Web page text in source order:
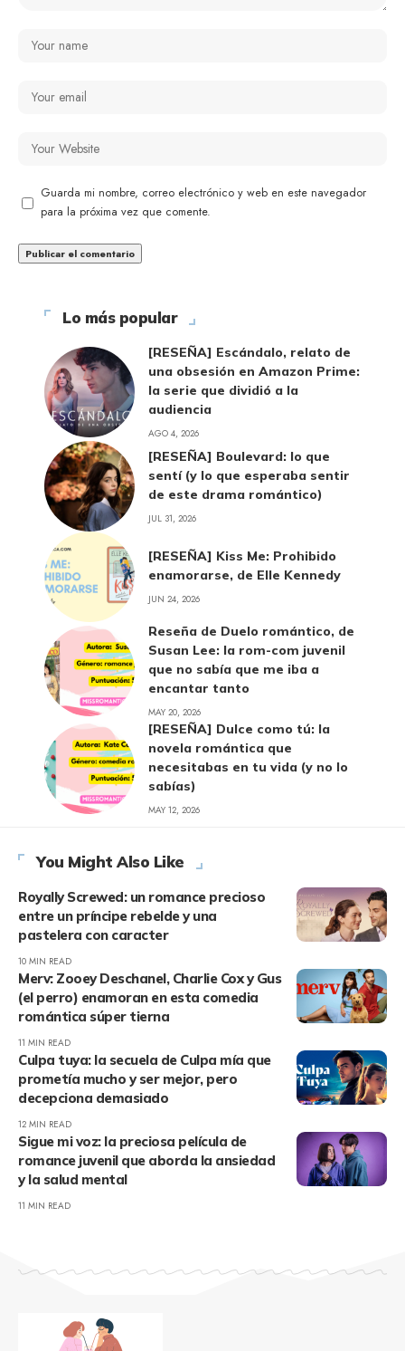
Guarda mi nombre, correo electrónico y web en este navegador
para la próxima vez que comente.
Lo más popular
[RESEÑA] Escándalo, relato de
una obsesión en Amazon Prime:
la serie que dividió a la
audiencia
AGO 4, 2026
[RESEÑA] Boulevard: lo que
sentí (y lo que esperaba sentir
de este drama romántico)
JUL 31, 2026
[RESEÑA] Kiss Me: Prohibido
enamorarse, de Elle Kennedy
JUN 24, 2026
Reseña de Duelo romántico, de
Susan Lee: la rom-com juvenil
que no sabía que me iba a
encantar tanto
MAY 20, 2026
[RESEÑA] Dulce como tú: la
novela romántica que
necesitabas en tu vida (y no lo
sabías)
MAY 12, 2026
You Might Also Like
Royally Screwed: un romance precioso
entre un príncipe rebelde y una
pastelera con caracter
10 MIN READ
Merv: Zooey Deschanel, Charlie Cox y Gus
(el perro) enamoran en esta comedia
romántica súper tierna
11 MIN READ
Culpa tuya: la secuela de Culpa mía que
prometía mucho y ser mejor, pero
decepciona demasiado
12 MIN READ
Sigue mi voz: la preciosa película de
romance juvenil que aborda la ansiedad
y la salud mental
11 MIN READ